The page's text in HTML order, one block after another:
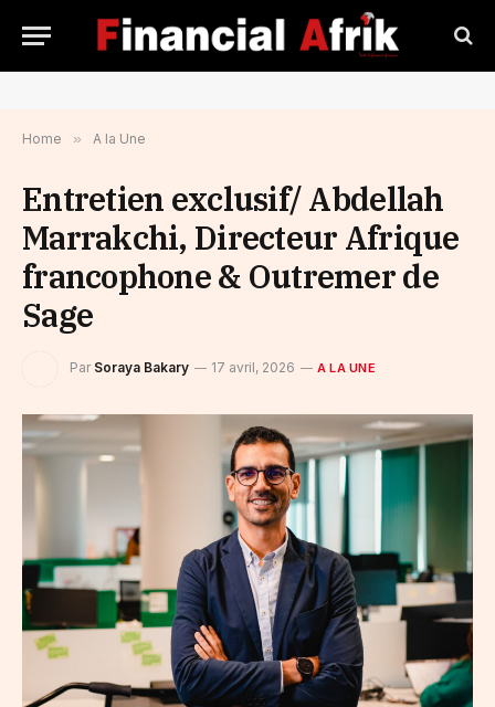
Home » A la Une
Entretien exclusif/ Abdellah
Marrakchi, Directeur Afrique
francophone & Outremer de
Sage
Par Soraya Bakary 17 avril, 2026 A LA UNE